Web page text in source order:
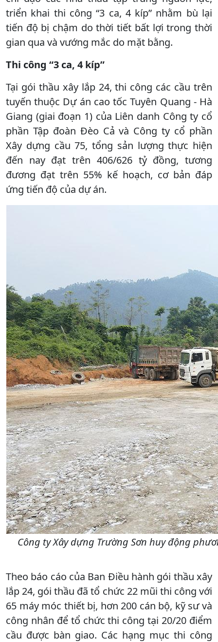
triển khai thi công “3 ca, 4 kíp” nhằm bù lại
tiến độ bị chậm do thời tiết bất lợi trong thời
gian qua và vướng mắc do mặt bằng.
Thi công “3 ca, 4 kíp”
Tại gói thầu xây lắp 24, thi công các cầu trên
tuyến thuộc Dự án cao tốc Tuyên Quang - Hà
Giang (giai đoạn 1) của Liên danh Công ty cổ
phần Tập đoàn Đèo Cả và Công ty cổ phần
Xây dựng cầu 75, tổng sản lượng thực hiện
đến nay đạt trên 406/626 tỷ đồng, tương
đương đạt trên 55% kế hoạch, cơ bản đáp
ứng tiến độ của dự án.
Công ty Xây dựng Trường Sơn huy động
Theo báo cáo của Ban Điều hành gói thầu xây
lắp 24, gói thầu đã tổ chức 22 mũi thi công với
65 máy móc thiết bị, hơn 200 cán bộ, kỹ sư và
công nhân để tổ chức thi công tại 20/20 điểm
cầu được bàn giao. Các hạng mục thi công